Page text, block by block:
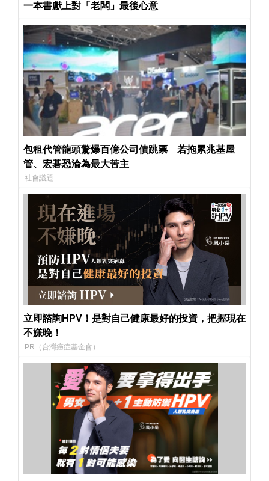
一本書獻上對「老闆」最後心意
包租代管龍頭驚爆百億公司債跳票 若拖累兆基屋
管、宏碁恐淪為最大苦主
社會議題
立即諮詢HPV！是對自己健康最好的投資，把握現在
不嫌晚！
PR（台灣癌症基金會）